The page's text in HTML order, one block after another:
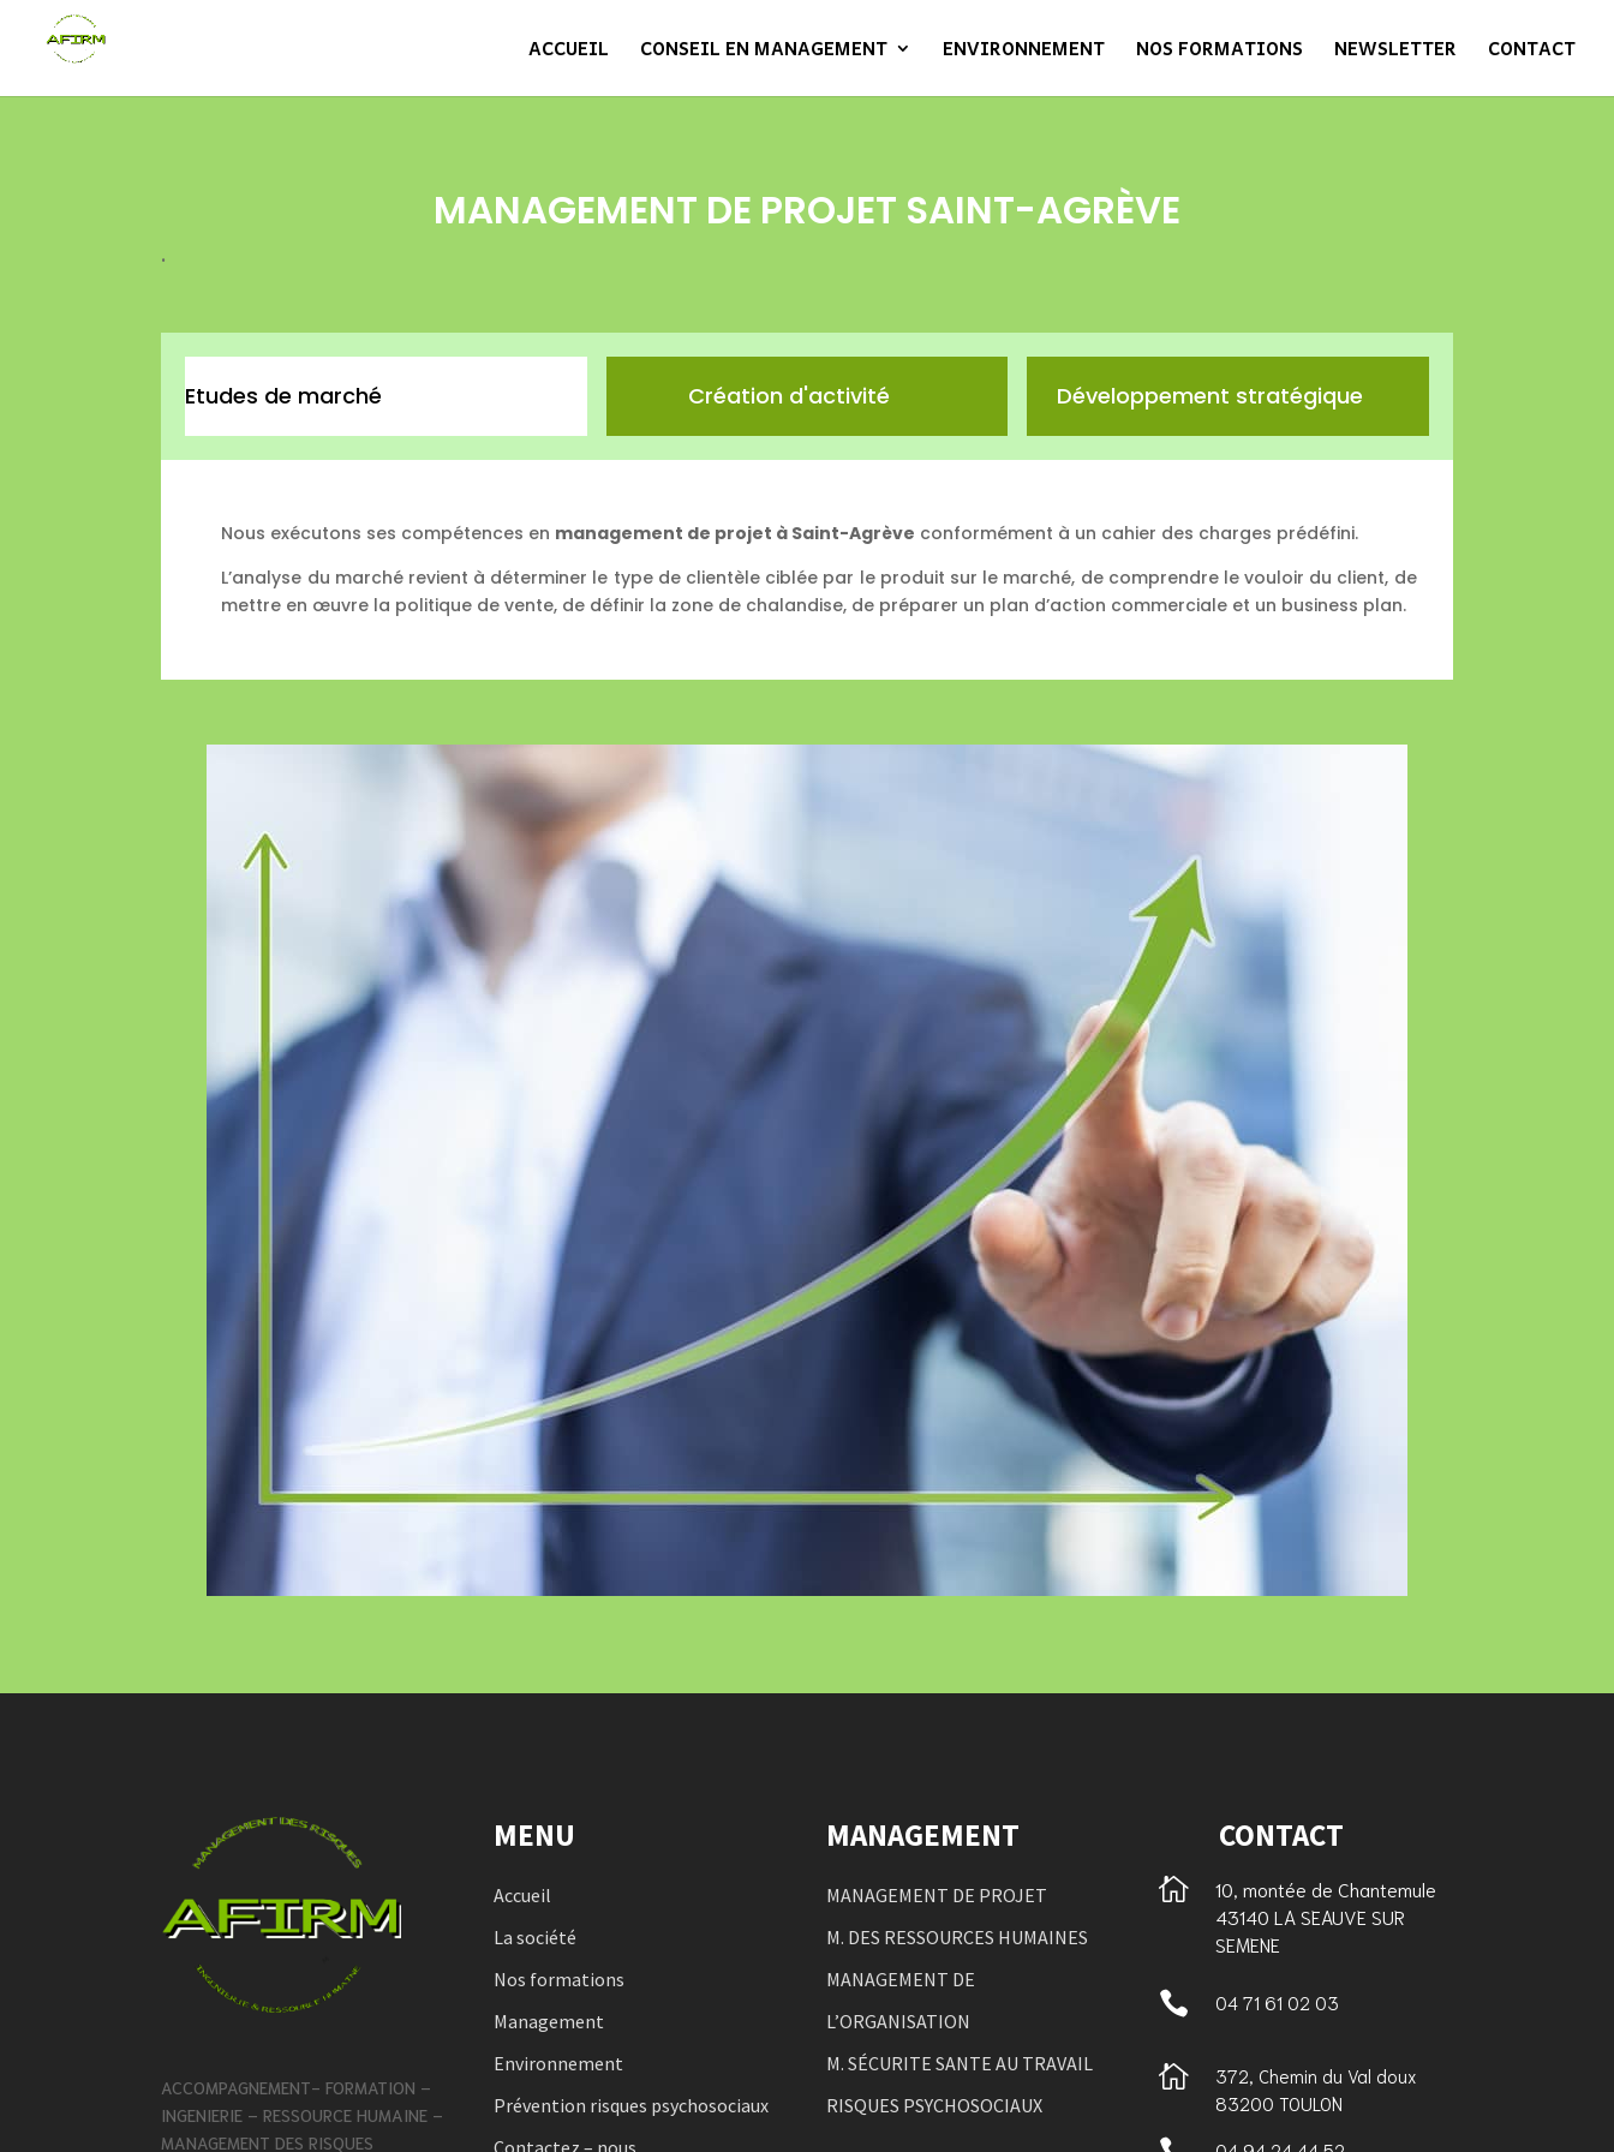
ACCUEIL CONSEIL EN MANAGEMENT ENVIRONNEMENT NOS FORMATIONS NEWSLETTER CONTACT
MANAGEMENT DE PROJET SAINT-AGRÈVE
.
Etudes de marché Création d'activité Développement stratégique
Nous exécutons ses compétences en management de projet à Saint-Agrève conformément à un cahier des charges prédéfini.
L’analyse du marché revient à déterminer le type de clientèle ciblée par le produit sur le marché, de comprendre le vouloir du client, de
mettre en œuvre la politique de vente, de définir la zone de chalandise, de préparer un plan d’action commerciale et un business plan.
ACCOMPAGNEMENT- FORMATION –
INGENIERIE – RESSOURCE HUMAINE –
MANAGEMENT DES RISQUES
MENU
Accueil
La société
Nos formations
Management
Environnement
Prévention risques psychosociaux
Contactez – nous
MANAGEMENT
MANAGEMENT DE PROJET
M. DES RESSOURCES HUMAINES
MANAGEMENT DE
L’ORGANISATION
M. SÉCURITE SANTE AU TRAVAIL
RISQUES PSYCHOSOCIAUX
CONTACT

10, montée de Chantemule
43140 LA SEAUVE SUR
SEMENE
 04 71 61 02 03

372, Chemin du Val doux
83200 TOULON